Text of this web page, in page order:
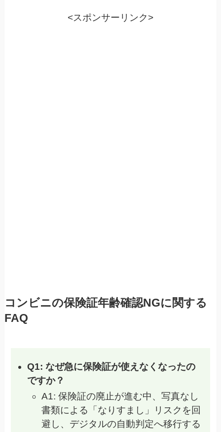
<スポンサーリンク>
コンビニの保険証年齢確認NGに関する
FAQ
Q1: なぜ急に保険証が使えなくなったの
ですか？
A1: 保険証の廃止が進む中、写真なし
書類による「なりすまし」リスクを回
避し、デジタルの自動判定へ移行する